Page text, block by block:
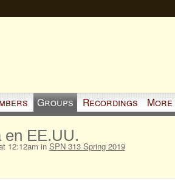
Groups Recordings More
EE.UU.
12:12am in SPN 313 Spring 2019